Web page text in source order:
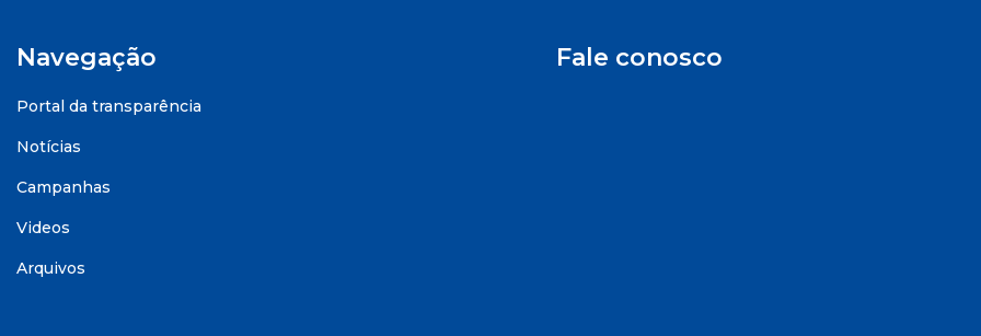
Navegação
Portal da transparência
Notícias
Campanhas
Videos
Arquivos
Fale conosco